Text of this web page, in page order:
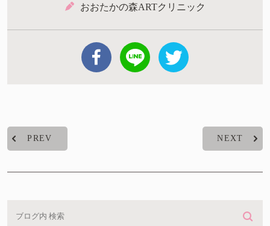
おおたかの森ARTクリニック
PREV NEXT